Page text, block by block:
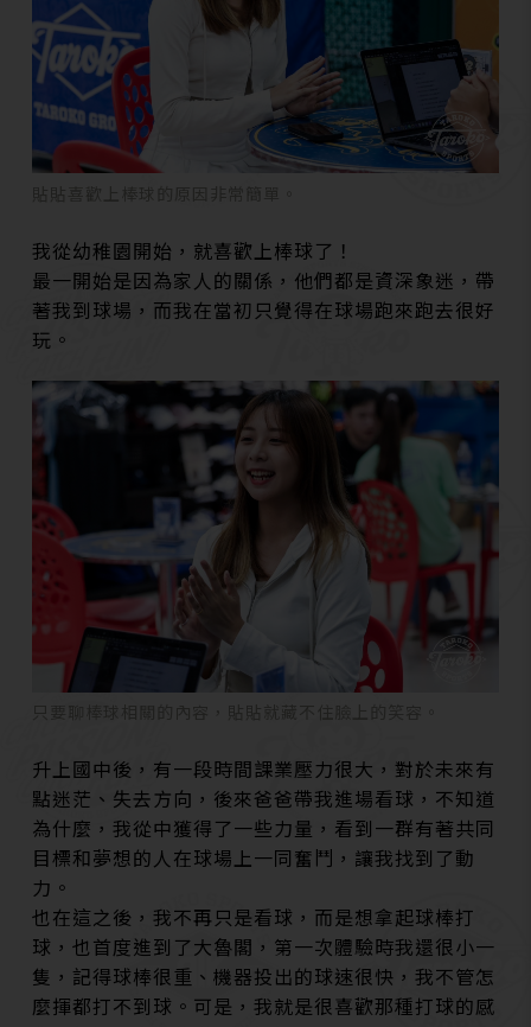
我從幼稚園開始，就喜歡上棒球了！
最一開始是因為家人的關係，他們都是資深象迷，帶
著我到球場，而我在當初只覺得在球場跑來跑去很好
玩。
升上國中後，有一段時間課業壓力很大，對於未來有
點迷茫、失去方向，後來爸爸帶我進場看球，不知道
為什麼，我從中獲得了一些力量，看到一群有著共同
目標和夢想的人在球場上一同奮鬥，讓我找到了動
力。
也在這之後，我不再只是看球，而是想拿起球棒打
球，也首度進到了大魯閣，第一次體驗時我還很小一
隻，記得球棒很重、機器投出的球速很快，我不管怎
麼揮都打不到球。 可是，我就是很喜歡那種打球的感